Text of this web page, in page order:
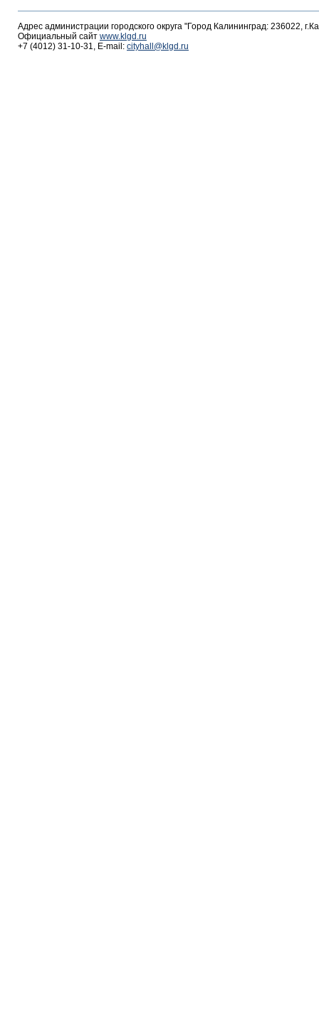
Адрес администрации городского округа "Город Калининград: 236022,
Официальный сайт www.klgd.ru
+7 (4012) 31-10-31, E-mail: cityhall@klgd.ru